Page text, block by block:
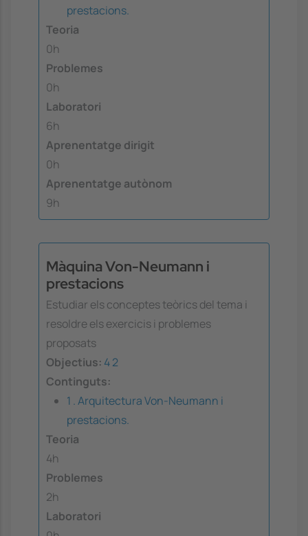
prestacions.
Teoria
0h
Problemes
0h
Laboratori
6h
Aprenentatge dirigit
0h
Aprenentatge autònom
9h
Màquina Von-Neumann i
prestacions
Estudiar els conceptes teòrics del tema i
resoldre els exercicis i problemes
proposats
Objectius: 42
Continguts:
1 . Arquitectura Von-Neumann i
prestacions.
Teoria
4h
Problemes
2h
Laboratori